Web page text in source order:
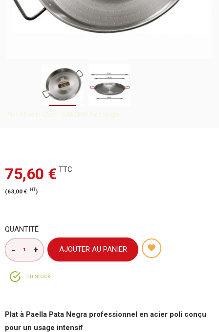
Plat à Paella 65cm - GARCIMA Pata Negra
75,60 € TTC
(63,00 € HT)
QUANTITÉ
AJOUTER AU PANIER
En stock
Plat à Paella Pata Negra professionnel en acier poli conçu
pour un usage intensif